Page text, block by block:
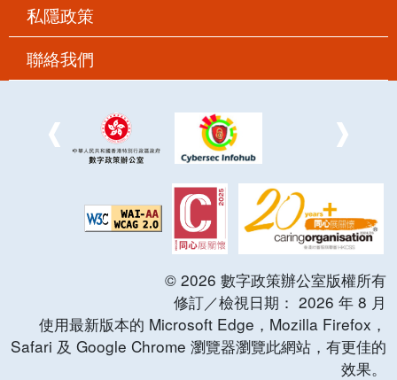
私隱政策
聯絡我們
© 2026 數字政策辦公室版權所有
修訂／檢視日期： 2026 年 8 月
使用最新版本的 Microsoft Edge，Mozilla Firefox，
Safari 及 Google Chrome 瀏覽器瀏覽此網站，有更佳的
效果。